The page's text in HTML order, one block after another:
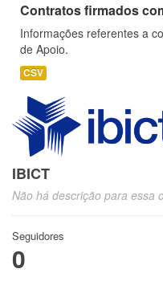
Contratos firmados
Informações referentes a
de Apoio.
CSV
IBICT
Não há descrição para essa
Seguidores
0